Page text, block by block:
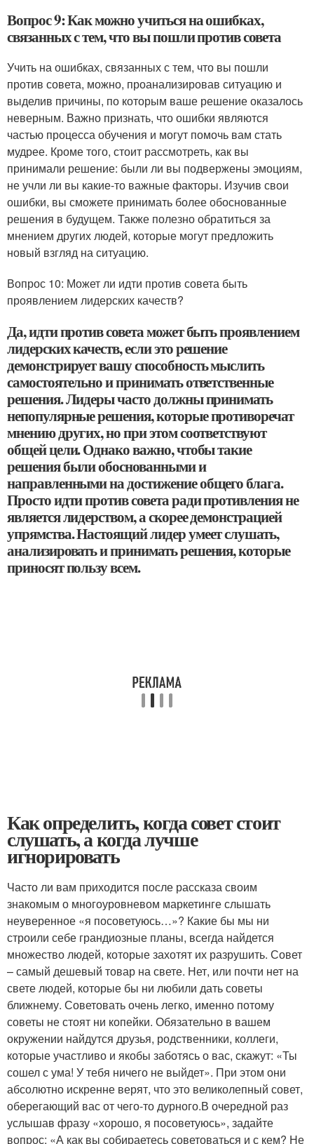
Вопрос 9: Как можно учиться на ошибках,
связанных с тем, что вы пошли против совета
Учить на ошибках, связанных с тем, что вы пошли
против совета, можно, проанализировав ситуацию и
выделив причины, по которым ваше решение оказалось
неверным. Важно признать, что ошибки являются
частью процесса обучения и могут помочь вам стать
мудрее. Кроме того, стоит рассмотреть, как вы
принимали решение: были ли вы подвержены эмоциям,
не учли ли вы какие-то важные факторы. Изучив свои
ошибки, вы сможете принимать более обоснованные
решения в будущем. Также полезно обратиться за
мнением других людей, которые могут предложить
новый взгляд на ситуацию.
Вопрос 10: Может ли идти против совета быть
проявлением лидерских качеств?
Да, идти против совета может быть проявлением
лидерских качеств, если это решение
демонстрирует вашу способность мыслить
самостоятельно и принимать ответственные
решения. Лидеры часто должны принимать
непопулярные решения, которые противоречат
мнению других, но при этом соответствуют
общей цели. Однако важно, чтобы такие
решения были обоснованными и
направленными на достижение общего блага.
Просто идти против совета ради противления не
является лидерством, а скорее демонстрацией
упрямства. Настоящий лидер умеет слушать,
анализировать и принимать решения, которые
приносят пользу всем.
Как определить, когда совет стоит
слушать, а когда лучше
игнорировать
Часто ли вам приходится после рассказа своим
знакомым о многоуровневом маркетинге слышать
неуверенное «я посоветуюсь…»? Какие бы мы ни
строили себе грандиозные планы, всегда найдется
множество людей, которые захотят их разрушить. Совет
– самый дешевый товар на свете. Нет, или почти нет на
свете людей, которые бы ни любили дать советы
ближнему. Советовать очень легко, именно потому
советы не стоят ни копейки. Обязательно в вашем
окружении найдутся друзья, родственники, коллеги,
которые участливо и якобы заботясь о вас, скажут: «Ты
сошел с ума! У тебя ничего не выйдет». При этом они
абсолютно искренне верят, что это великолепный совет,
оберегающий вас от чего-то дурного.В очередной раз
услышав фразу «хорошо, я посоветуюсь», задайте
вопрос: «А как вы собираетесь советоваться и с кем? Не